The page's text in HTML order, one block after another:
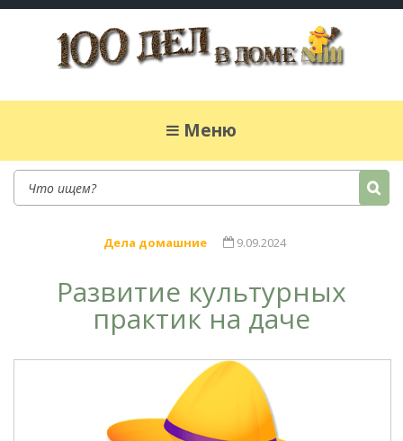
простые рецепты.Меню
Дела домашние 9.09.2024
Развитие культурных
практик на даче